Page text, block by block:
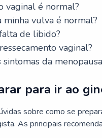
vaginal é normal?
minha vulva é normal?
de libido?
vaginal?
da
para ir ao
sobre como se
As principais